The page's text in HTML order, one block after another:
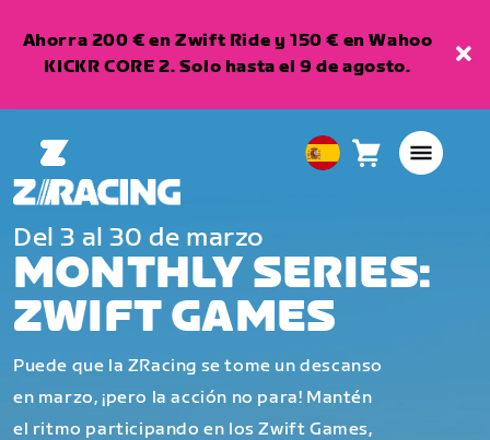
Ahorra 200 € en Zwift Ride y 150 € en Wahoo
KICKR CORE 2. Solo hasta el 9 de agosto.
EuropeanCarro0
Del 3 al 30 de marzo
MONTHLY SERIES:
ZWIFT GAMES
Puede que la ZRacing se tome un descanso
en marzo, ¡pero la acción no para! Mantén
el ritmo participando en los Zwift Games,